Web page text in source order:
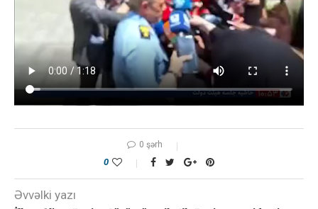
0 şərh
0
Əvvəlki yazı